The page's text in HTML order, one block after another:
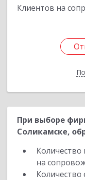
Клиентов на
При выборе
Соликамске,
на
Количество